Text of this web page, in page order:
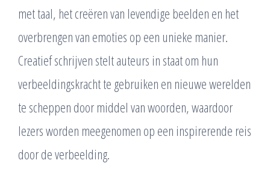
met taal, het creëren van levendige beelden en het
overbrengen van emoties op een unieke manier.
Creatief schrijven stelt auteurs in staat om hun
verbeeldingskracht te gebruiken en nieuwe werelden
te scheppen door middel van woorden, waardoor
lezers worden meegenomen op een inspirerende reis
door de verbeelding.